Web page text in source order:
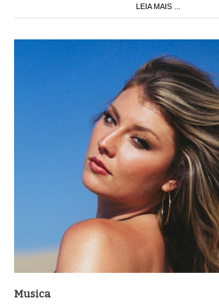
LEIA MAIS ...
Musica